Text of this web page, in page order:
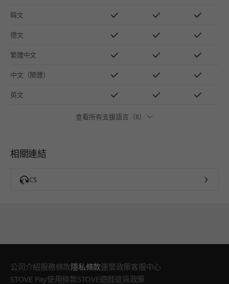
韓文
德文
繁體中文
中文（簡體）
英文
查看所有支援語言（8）
相關連結
CS
公司介紹服務條款隱私條款運營政策客服中心
STOVE Pay使用條款STOVE遊戲退貨政策